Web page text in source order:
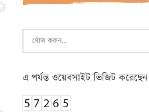
এ পর্যন্ত ওয়েবসাইট ভিজিট করেছেন